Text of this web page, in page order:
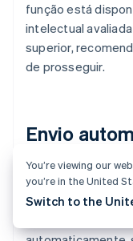
função está
intelectual
superior,
de prosseguir.
Envio
83(b)
Os fundadores
You’re viewing our
you’re in the United
Switch to the